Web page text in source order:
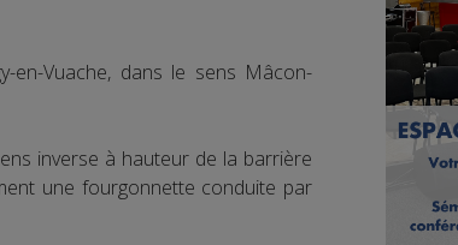
en-Vuache, dans le sens Mâcon-
inverse à hauteur de la barrière
une fourgonnette conduite par